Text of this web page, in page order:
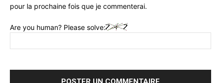
pour la prochaine fois que je commenterai.
Are you human? Please solve: